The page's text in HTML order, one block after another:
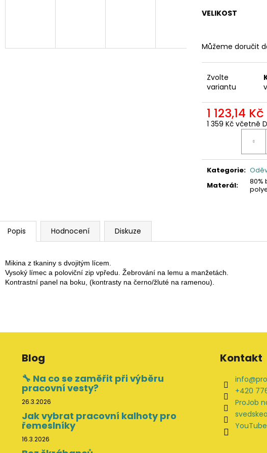
VELIKOST
Můžeme doručit
Zvolte
variantu
1 123,14 Kč
1 359 Kč včetně
Kategorie:
Materál:
80%
Popis Hodnocení Diskuze
Mikina z tkaniny s dvojitým lícem.
Vysoký límec a poloviční zip vpředu. Žebrování na lemu a manžetách.
Kontrastní panel na boku, (kontrasty na černo/žluté na ramenou).
1 561,16 Kč
Blog
🔧 Na co se zaměřit při výběru
pracovní vesty?
26.3.2026
Jak vybrat pracovní kalhoty pro
řemeslníky
16.3.2026
Kontakt
info@
+420
ProJob